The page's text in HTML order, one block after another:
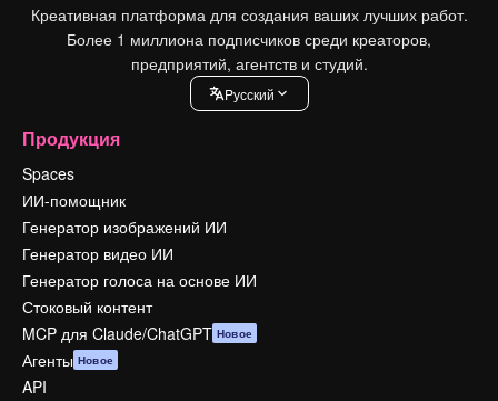
Креативная платформа для создания ваших лучших работ.
Более 1 миллиона подписчиков среди креаторов,
предприятий, агентств и студий.
Pусский
Продукция
Spaces
ИИ-помощник
Генератор изображений ИИ
Генератор видео ИИ
Генератор голоса на основе ИИ
Стоковый контент
MCP для Claude/ChatGPT Новое
Агенты Новое
API